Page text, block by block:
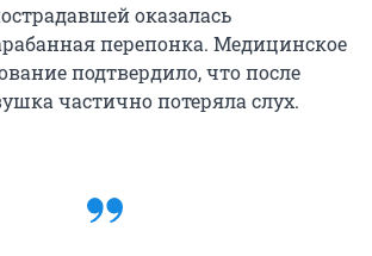
оказалась
перепонка. Медицинское
подтвердило, что после
частично потеряла слух.